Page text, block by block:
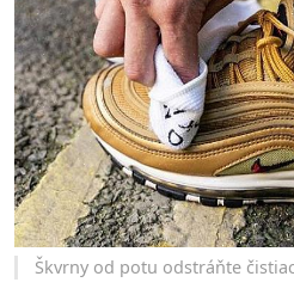
Škvrny od potu odstráňte